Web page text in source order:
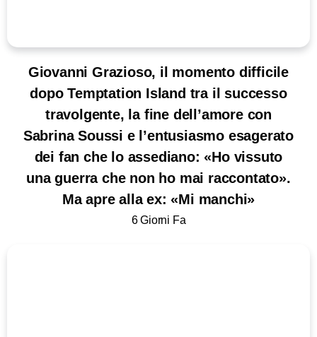
Giovanni Grazioso, il momento difficile
dopo Temptation Island tra il successo
travolgente, la fine dell’amore con
Sabrina Soussi e l’entusiasmo esagerato
dei fan che lo assediano: «Ho vissuto
una guerra che non ho mai raccontato».
Ma apre alla ex: «Mi manchi»
6 Giorni Fa